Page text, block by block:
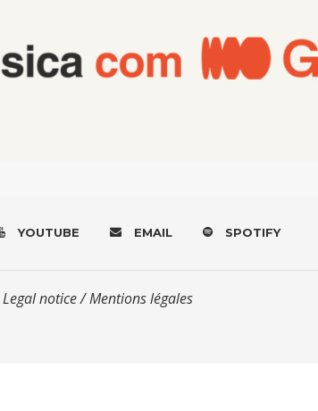
YOUTUBE EMAIL SPOTIFY
Legal notice / Mentions légales